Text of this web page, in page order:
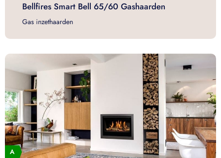
Bellfires Smart Bell 65/60 Gashaarden
Gas inzethaarden